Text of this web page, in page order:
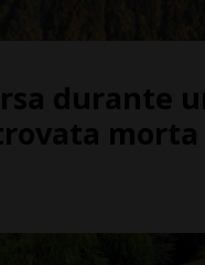
durante
morta